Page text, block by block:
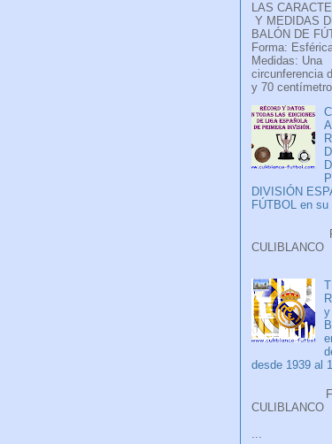
LAS
Y MEDIDAS
BALÓN DE
Forma:
Medidas: Una
circunferencia
y 70
DIVISIÓN
FÚTBOL en su
y
desde 1939 al